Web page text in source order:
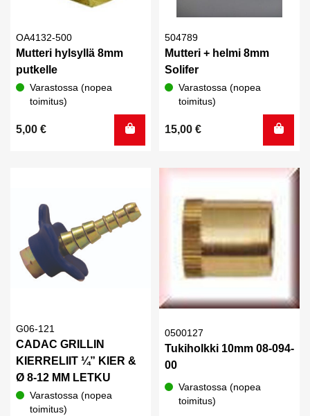
OA4132-500
Mutteri hylsyllä 8mm
putkelle
Varastossa (nopea
toimitus)
5,00 €
504789
Mutteri + helmi 8mm
Solifer
Varastossa (nopea
toimitus)
15,00 €
G06-121
CADAC GRILLIN
KIERRELIIT ¼” KIER &
Ø 8-12 MM LETKU
Varastossa (nopea
toimitus)
0500127
Tukiholkki 10mm 08-094-
00
Varastossa (nopea
toimitus)